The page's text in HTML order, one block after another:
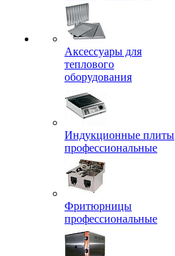
Аксессуары для
теплового
оборудования
Индукционные плиты
профессиональные
Фритюрницы
профессиональные